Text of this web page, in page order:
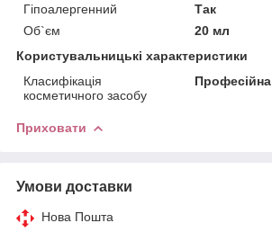
Гіпоалергенний
Так
Об`єм
20 мл
Користувальницькі характеристики
Класифікація
косметичного засобу
Професійна
Приховати
Умови доставки
Нова Пошта